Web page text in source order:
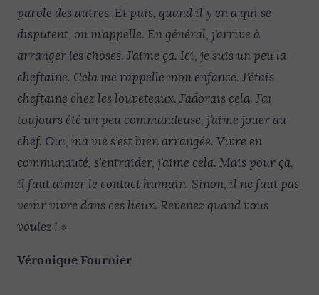
parole des autres. Et puis, quand il y en a qui se
disputent, on m’appelle. En général, j’arrive à
arranger les choses. J’aime ça. Ici, je suis un peu la
cheftaine. Cela me rappelle mon enfance. J’étais
cheftaine chez les louveteaux. J’adorais cela. J’ai
toujours été un peu commandeuse, j’aime jouer au
chef. Oui, ma vie s’est bien arrangée. Vivre en
communauté, s’entraider, j’aime cela. Mais pour ça,
il faut aimer le contact humain. Sinon, il ne faut pas
venir vivre dans ces lieux. Revenez quand vous
voulez ! »
Véronique Fournier